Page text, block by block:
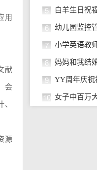
用
献
会
源
5 白羊生日祝
6 幼儿园监控管
7 小学英语教
8 妈妈和我结
9 YY周年庆祝
10 女子中百万大